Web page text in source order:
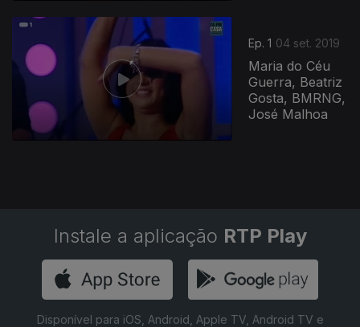
Ep. 1 04 set. 2019
Maria do Céu
Guerra, Beatriz
Gosta, BMRNG,
José Malhoa
426118
Instale a aplicação RTP Play
Disponível para iOS, Android, Apple TV, Android TV e